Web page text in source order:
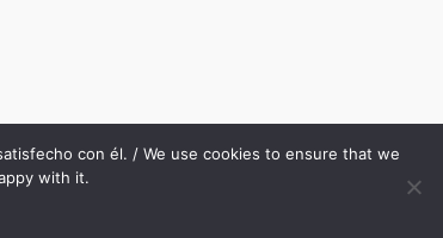
con él. / We use cookies to ensure that we
with it.